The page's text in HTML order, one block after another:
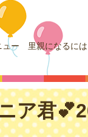
ュー 里親になるには
ア君